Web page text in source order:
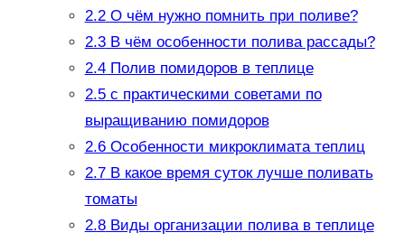
2.2О чём нужно помнить при поливе?
2.3В чём особенности полива рассады?
2.4Полив помидоров в теплице
2.5с практическими советами по
выращиванию помидоров
2.6Особенности микроклимата теплиц
2.7В какое время суток лучше поливать
томаты
2.8Виды организации полива в теплице